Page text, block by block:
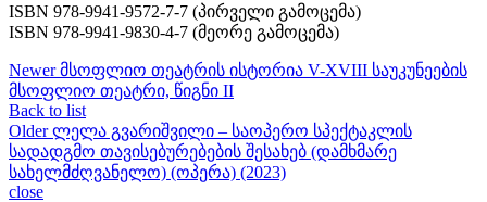
ISBN 978-9941-9572-7-7 (პირველი გამოცემა)
ISBN 978-9941-9830-4-7 (მეორე გამოცემა)
Newer მსოფლიო თეატრის ისტორია V-XVIII საუკუნეების
მსოფლიო თეატრი, წიგნი II
Back to list
Older ლელა გვარიშვილი – საოპერო სპექტაკლის
სადადგმო თავისებურებების შესახებ (დამხმარე
სახელმძღვანელო) (ოპერა) (2023)
close